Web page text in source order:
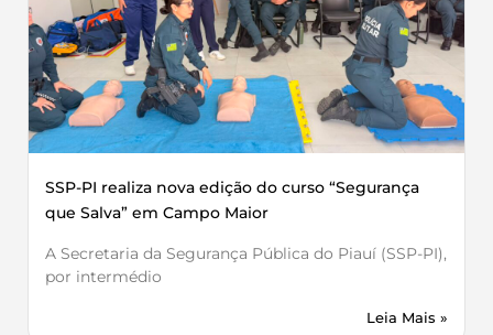
SSP-PI realiza nova edição do curso “Segurança
que Salva” em Campo Maior
A Secretaria da Segurança Pública do Piauí (SSP-PI),
por intermédio
Leia Mais »